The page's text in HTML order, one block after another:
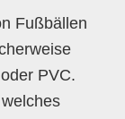
Fußbällen
PVC.